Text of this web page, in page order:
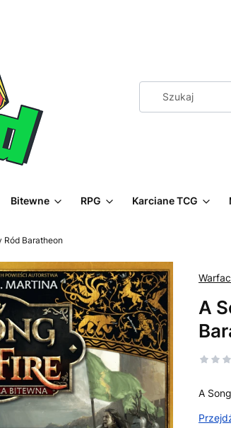
Bitewne RPG Karciane TCG
Ród Baratheon
A
A